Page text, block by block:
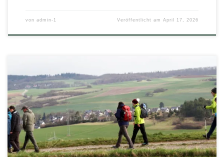
von admin-1 Veröffentlicht amApril 17, 2026
Am letzten Sonntag im März, heuer der Palmsonntag vor
Ostern, lud der Turngau Werra mal wieder zu seiner
traditionellen Frühjahrswanderung ein. Als Ausrichter
zeichnete sich der SV Blau-Weiß Frankershausen aus und
hielt für die Wandersleut eine wunderschöne Strecke im
Meißnervorland bereit. Sie konnte in zwei Varianten unter
die Stiefel genommen […]